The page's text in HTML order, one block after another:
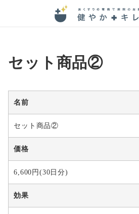
セット商品②
名前
セット商品②
価格
6,600円(30日分)
効果